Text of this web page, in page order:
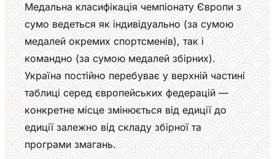
Медальна класифікація чемпіонату Європи з
сумо ведеться як індивідуально (за сумою
медалей окремих спортсменів), так і
командно (за сумою медалей збірних).
Україна постійно перебуває у верхній частині
таблиці серед європейських федерацій —
конкретне місце змінюється від едиції до
едиції залежно від складу збірної та
програми змагань.